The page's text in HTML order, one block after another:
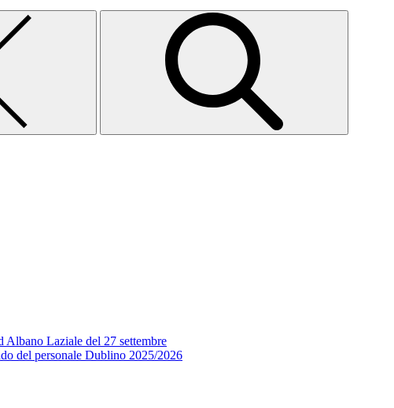
Albano Laziale del 27 settembre
del personale Dublino 2025/2026